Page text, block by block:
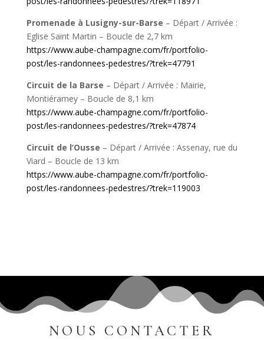
Promenade à Lusigny-sur-Barse – Départ / Arrivée :
Eglise Saint Martin – Boucle de 2,7 km
https://www.aube-champagne.com/fr/portfolio-
post/les-randonnees-pedestres/?trek=47791
Circuit de la Barse – Départ / Arrivée : Mairie,
Montiéramey – Boucle de 8,1 km
https://www.aube-champagne.com/fr/portfolio-
post/les-randonnees-pedestres/?trek=47874
Circuit de l’Ousse – Départ / Arrivée : Assenay, rue du
Viard – Boucle de 13 km
https://www.aube-champagne.com/fr/portfolio-
post/les-randonnees-pedestres/?trek=119003
NOUS CONTACTER